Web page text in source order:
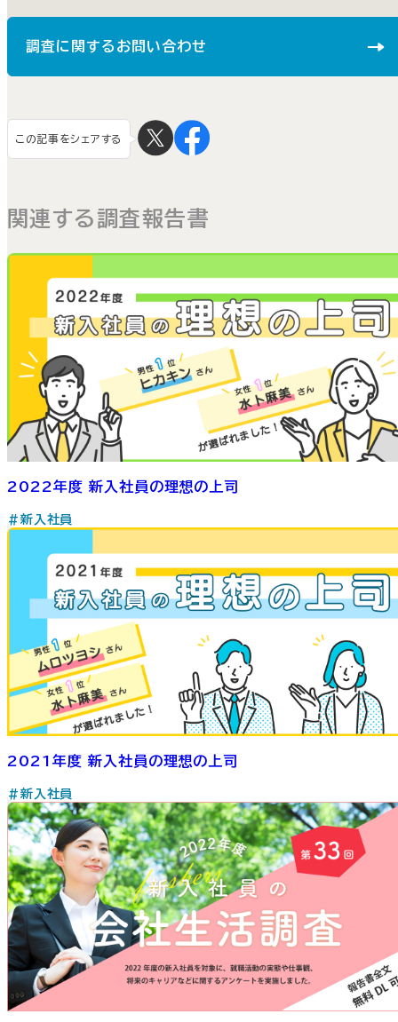
調査に関するお問い合わせ
この記事をシェアする
関連する調査報告書
2022年度 新入社員の理想の上司
#新入社員
2021年度 新入社員の理想の上司
#新入社員